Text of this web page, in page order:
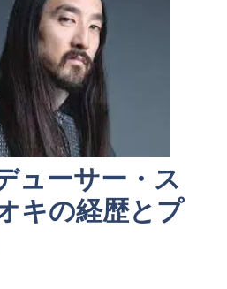
ューサー・ス
キの経歴とプ